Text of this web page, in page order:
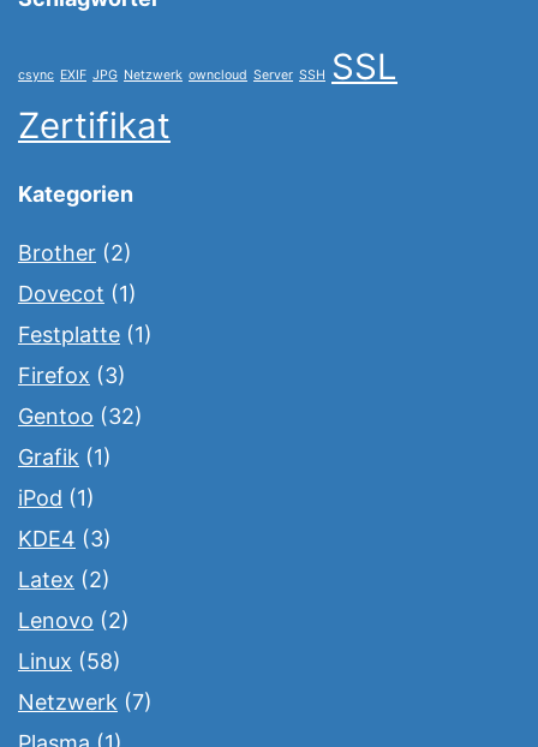
csync EXIF JPG Netzwerk owncloud Server SSH SSL
Zertifikat
Kategorien
Brother (2)
Dovecot (1)
Festplatte (1)
Firefox (3)
Gentoo (32)
Grafik (1)
iPod (1)
KDE4 (3)
Latex (2)
Lenovo (2)
Linux (58)
Netzwerk (7)